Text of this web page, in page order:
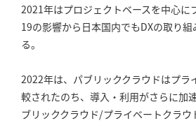
2021年はプロジェクトベースを中心に
19の影響から日本国内でもDXの取り
る。
2022年は、パブリッククラウドはプラ
較されたのち、導入・利用がさらに加
ブリッククラウド/プライベートクラ